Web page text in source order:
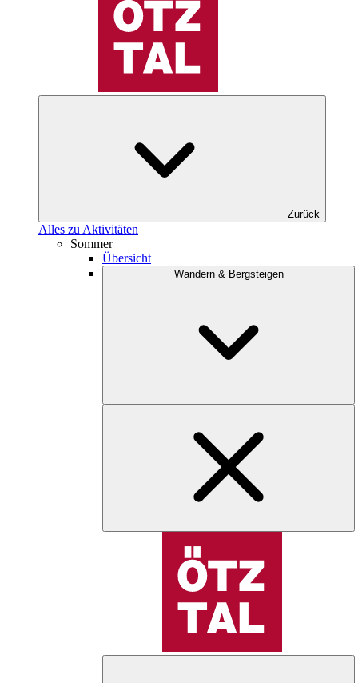
Zurück
Alles zu Aktivitäten
Sommer
Übersicht
Wandern & Bergsteigen